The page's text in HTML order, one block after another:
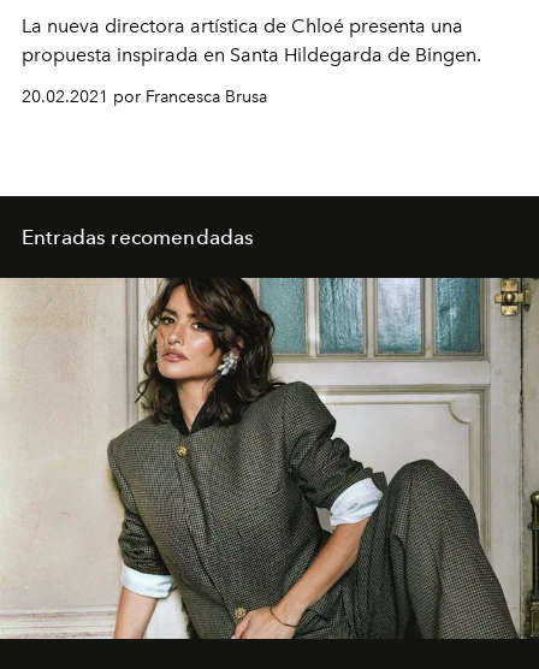
La nueva directora artística de Chloé presenta una
propuesta inspirada en Santa Hildegarda de Bingen.
20.02.2021 por Francesca Brusa
Entradas recomendadas